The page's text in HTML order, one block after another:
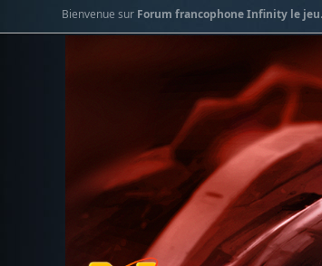
Bienvenue sur Forum francophone Infinity le jeu.